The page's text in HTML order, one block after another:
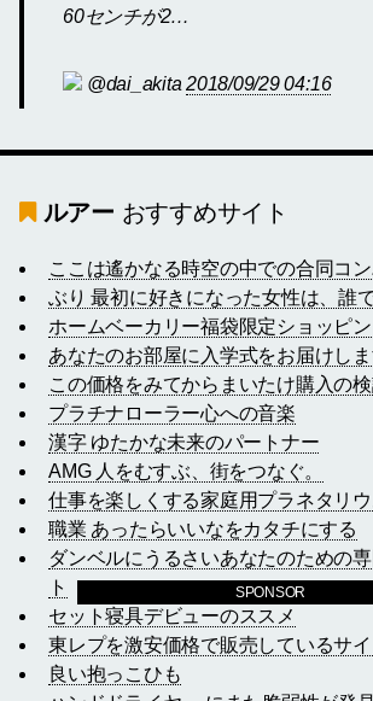
60センチが2…
@dai_akita2018/09/29 04:16
ルアー おすすめサイト
ここは遙かなる時空の中での合同コ
ぶり 最初に好きになった女性は、誰で
ホームベーカリー福袋限定ショッピ
あなたのお部屋に入学式をお届けし
この価格をみてからまいたけ購入の
プラチナローラー心への音楽
漢字 ゆたかな未来のパートナー
AMG 人をむすぶ、街をつなぐ。
仕事を楽しくする家庭用プラネタリ
職業 あったらいいなをカタチにする
ダンベルにうるさいあなたのための
ト
セット寝具デビューのススメ
東レプを激安価格で販売しているサ
良い抱っこひも
SPONSOR